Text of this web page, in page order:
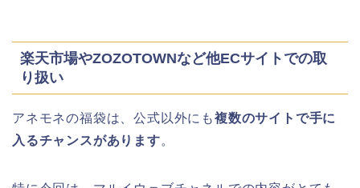
楽天市場やZOZOTOWNなど他ECサイトでの取
り扱い
アネモネの福袋は、公式以外にも複数のサイトで手に
入るチャンスがあります。